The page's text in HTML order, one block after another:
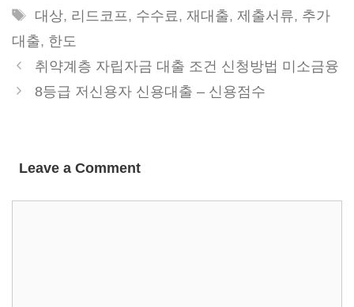
Tags
대상, 리드코프, 수수료, 재대출, 제출서류, 추가
대출, 한도
취약계층 자립자금 대출 조건 신청방법 미소금융
8등급 저신용자 신용대출 – 신용점수
Leave a Comment